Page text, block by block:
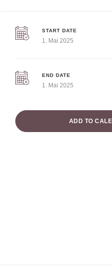
START DATE
1. Mai 2025
END DATE
1. Mai 2025
ADD TO